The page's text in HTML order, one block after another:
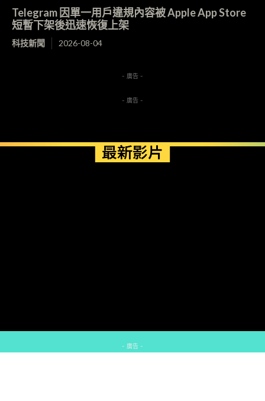
Telegram 因單一用戶違規內容被 Apple App Store
短暫下架後迅速恢復上架
科技新聞 2026-08-04
- 廣告 -
- 廣告 -
最新影片
- 廣告 -